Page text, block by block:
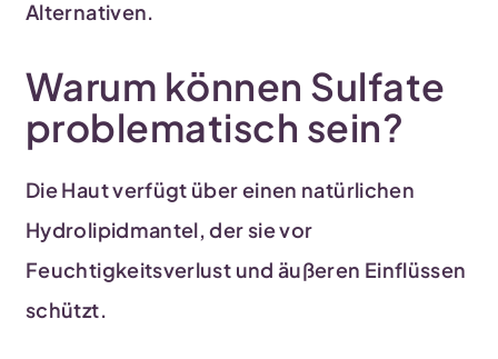
Alternativen.
Warum können Sulfate
problematisch sein?
Die Haut verfügt über einen natürlichen
Hydrolipidmantel, der sie vor
Feuchtigkeitsverlust und äußeren Einflüssen
schützt.